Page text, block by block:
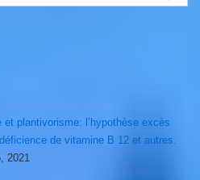
plantivorisme: l’hypothèse excès
de vitamine B 12 et autres.
2021